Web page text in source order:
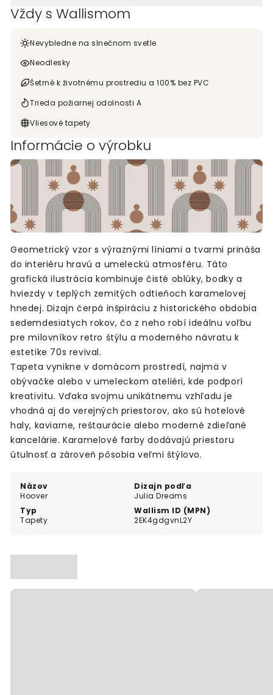
Vždy s Wallismom
Nevybledne na slnečnom svetle
Neodlesky
Šetrné k životnému prostrediu a 100% bez PVC
Trieda požiarnej odolnosti A
Vliesové tapety
Informácie o výrobku
Názov
Hoover
Dizajn podľa
Julia Dreams
Typ
Tapety
Wallism ID (MPN)
2EK4gdgvnL2Y
Geometrický vzor s výraznými líniami a tvarmi prináša
do interiéru hravú a umeleckú atmosféru. Táto
grafická ilustrácia kombinuje čisté oblúky, bodky a
hviezdy v teplých zemitých odtieňoch karamelovej
hnedej. Dizajn čerpá inšpiráciu z historického obdobia
sedemdesiatych rokov, čo z neho robí ideálnu voľbu
pre milovníkov retro štýlu a moderného návratu k
estetike 70s revival.
Tapeta vynikne v domácom prostredí, najmä v
obývačke alebo v umeleckom ateliéri, kde podporí
kreativitu. Vďaka svojmu unikátnemu vzhľadu je
vhodná aj do verejných priestorov, ako sú hotelové
haly, kaviarne, reštaurácie alebo moderné zdieľané
kancelárie. Karamelové farby dodávajú priestoru
útulnosť a zároveň pôsobia veľmi štýlovo.